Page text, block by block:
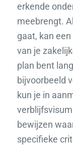
erkende
meebrengt.
gaat, kan
van je
plan bent
bijvoorbeeld
kun je in
bewijzen
specifieke